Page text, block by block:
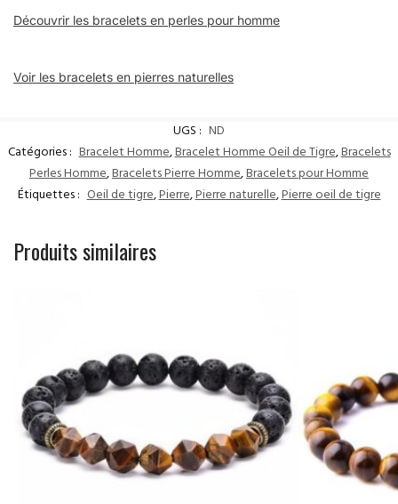
Découvrir les bracelets en perles pour homme
Voir les bracelets en pierres naturelles
UGS : ND
Catégories : Bracelet Homme,Bracelet Homme Oeil de Tigre,Bracelets
Perles Homme,Bracelets Pierre Homme,Bracelets pour Homme
Étiquettes : Oeil de tigre,Pierre,Pierre naturelle,Pierre oeil de tigre
Produits similaires